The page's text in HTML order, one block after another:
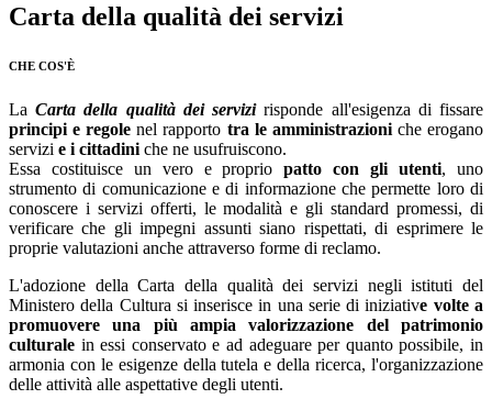
Carta della qualità dei servizi
CHE COS'È
LaCarta della qualità dei servizirisponde all'esigenza di fissare
principi e regole nel rapporto tra le amministrazioniche erogano
servizi e i cittadini che ne usufruiscono.
Essa costituisce un vero e propriopatto con gli utenti, uno
strumento di comunicazione e di informazione che permette loro di
conoscere i servizi offerti, le modalità e gli standard promessi, di
verificare che gli impegni assunti siano rispettati, di esprimere le
proprie valutazioni anche attraverso forme di reclamo.
L'adozione della Carta della qualità dei servizi negli istituti del
Ministero della Cultura si inserisce in una serie di iniziative volte a
promuovere una più ampia valorizzazione del patrimonio
culturale in essi conservato e ad adeguare per quanto possibile, in
armonia con le esigenze della tutela e della ricerca, l'organizzazione
delle attività alle aspettative degli utenti.